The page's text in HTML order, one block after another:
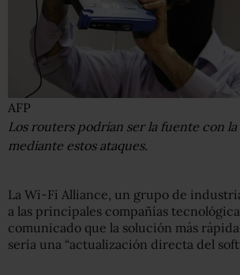
AFP
Los routers podrían ser la fuente con
mediante estos ataques.
La Wi-Fi Alliance, un grupo de
a las principales compañías
comunicado que la solución más
sería una “actualización directa del